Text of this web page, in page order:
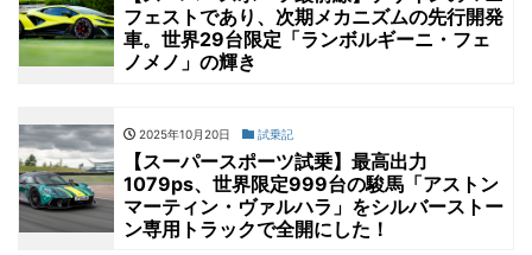
フェストであり、次期メカニズムの先行開発
車。世界29台限定「ランボルギーニ・フェ
ノメノ」の輝き
2025年10月20日 試乗記
【スーパースポーツ試乗】最高出力
1079ps、世界限定999台の駿馬「アストン
マーティン・ヴァルハラ」をシルバーストー
ン専用トラックで全開にした！